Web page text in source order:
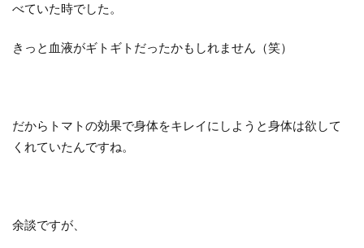
べていた時でした。
きっと血液がギトギトだったかもしれません（笑）
だからトマトの効果で身体をキレイにしようと身体は欲して
くれていたんですね。
余談ですが、